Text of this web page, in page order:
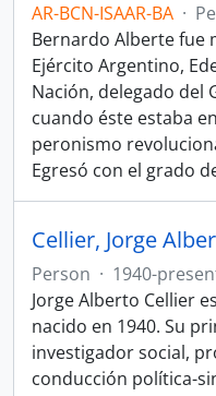
AR-BCN-ISAAR-BA ·
Bernardo Alberte fue
Ejército Argentino,
Nación, delegado del
cuando éste estaba
peronismo
Egresó con el grado
Cellier, Jorge
Person · 1940-
Jorge Alberto Cellier
nacido en 1940. Su
investigador social,
conducción política-